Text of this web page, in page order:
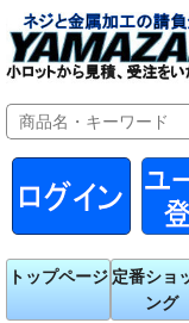
トップページ 定番ショ
ング